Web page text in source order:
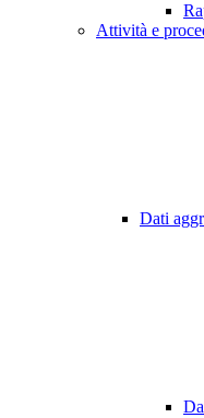
Attività e
Dati